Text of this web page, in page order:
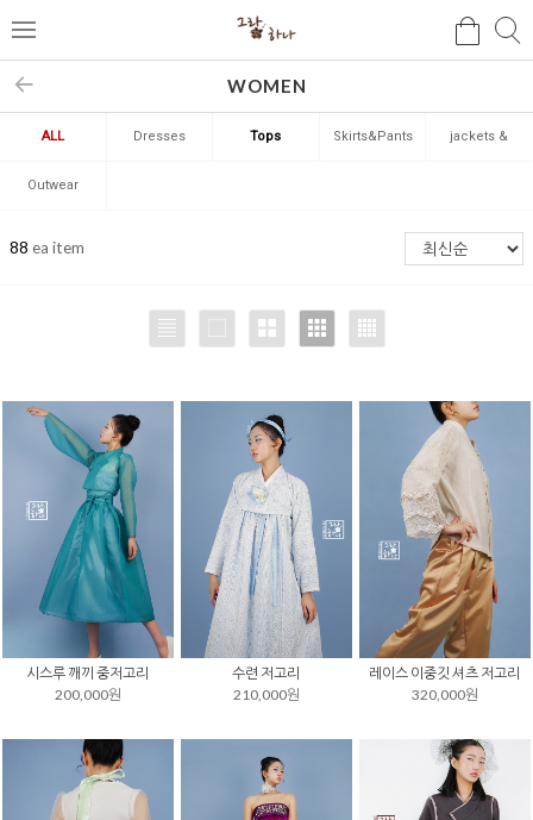
메
뉴
색
검
WOMEN
ALL Dresses Tops Skirts&Pants jackets &
Outwear
88 ea item
시스루 깨끼 중저고리
200,000원
수련 저고리
210,000원
레이스 이중깃 셔츠 저고리
320,000원